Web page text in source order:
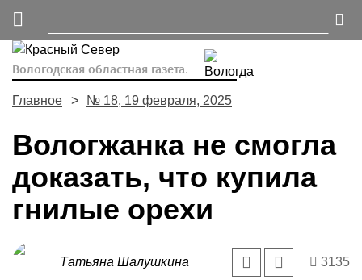
Вологодская областная газета.
Главное № 18, 19 февраля, 2025
Вологжанка не смогла
доказать, что купила
гнилые орехи
Татьяна Шалушкина 3135